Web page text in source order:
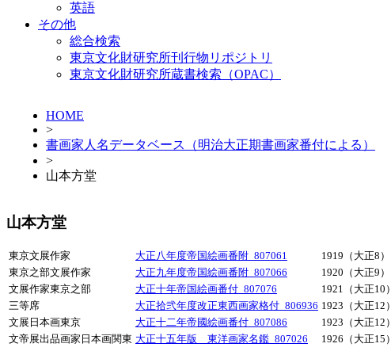
英語
その他
総合検索
東京文化財研究所刊行物リポジトリ
東京文化財研究所蔵書検索（OPAC）
HOME
>
書画家人名データベース（明治大正期書画家番付による）
>
山本方堂
山本方堂
東京文展作家 大正八年度帝国絵画番附_807061 1919（大正8）
東京之部文展作家
大正九年度帝国絵画番附_807066 1920（大正9）
文展作家東京之部
大正十年帝国絵画番付_807076 1921（大正10）
三等席
大正拾弐年度改正東西画家格付_806936 1923（大正12）
文展日本画東京
大正十二年帝國絵画番付_807086 1923（大正12）
文帝展出品画家日本画関東 大正十五年版 東洋画家名鑑_807026 1926（大正15）